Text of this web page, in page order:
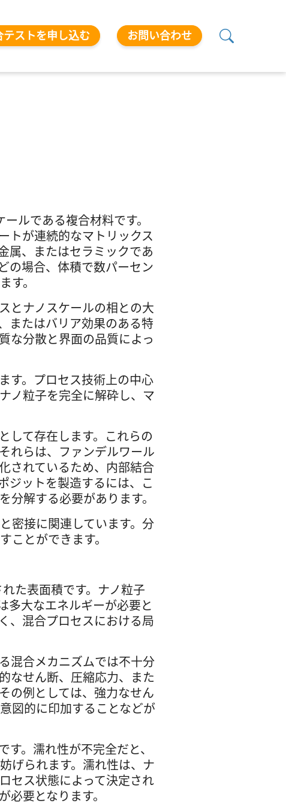
テストを申し込む お問い合わせ
ルである複合材料です。
トが連続的なマトリックス
属、またはセラミックであ
の場合、体積で数パーセン
す。
とナノスケールの相との大
またはバリア効果のある特
な分散と界面の品質によっ
す。プロセス技術上の中心
ノ粒子を完全に解砕し、マ
して存在します。これらの
れらは、ファンデルワール
されているため、内部結合
ジットを製造するには、こ
分解する必要があります。
密接に関連しています。分
ことができます。
た表面積です。ナノ粒子
多大なエネルギーが必要と
、混合プロセスにおける局
混合メカニズムでは不十分
なせん断、圧縮応力、また
の例としては、強力なせん
図的に印加することなどが
。濡れ性が不完全だと、
げられます。濡れ性は、ナ
セス状態によって決定され
必要となります。